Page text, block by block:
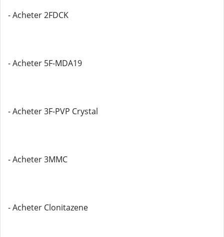
- Acheter 2FDCK
- Acheter 5F-MDA19
- Acheter 3F-PVP Crystal
- Acheter 3MMC
- Acheter Clonitazene